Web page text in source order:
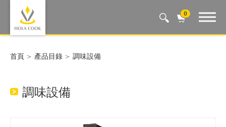
0
Auto Machine, Smart Life
首頁 產品目錄 調味設備
調味設備